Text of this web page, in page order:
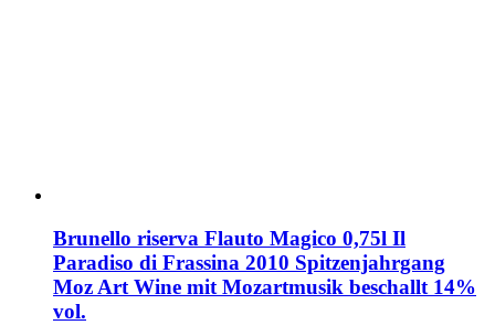
Brunello riserva Flauto Magico 0,75l Il
Paradiso di Frassina 2010 Spitzenjahrgang
Moz Art Wine mit Mozartmusik beschallt 14%
vol.